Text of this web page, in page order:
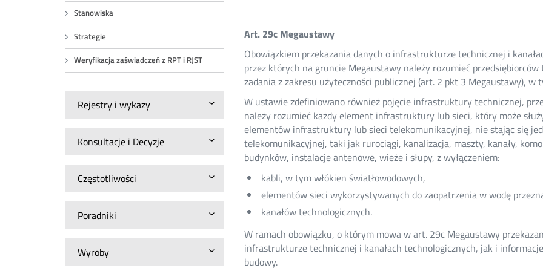
Stanowiska
Strategie
Weryfikacja zaświadczeń z RPT i RJST
Rejestry i wykazy
Konsultacje i Decyzje
Częstotliwości
Poradniki
Wyroby
Art. 29c Megaustawy
Obowiązkiem przekazania danych o infrastrukturze technicznej i
przez których na gruncie Megaustawy należy rozumieć
zadania z zakresu użyteczności publicznej (art. 2 pkt 3 Megaustawy),
W ustawie zdefiniowano również pojęcie infrastruktury technicznej,
należy rozumieć każdy element infrastruktury lub sieci, który może
elementów infrastruktury lub sieci telekomunikacyjnej, nie stając się
telekomunikacyjnej, taki jak rurociągi, kanalizacja, maszty, kanały,
budynków, instalacje antenowe, wieże i słupy, z wyłączeniem:
kabli, w tym włókien światłowodowych,
elementów sieci wykorzystywanych do zaopatrzenia w wodę
kanałów technologicznych.
W ramach obowiązku, o którym mowa w art. 29c Megaustawy
infrastrukturze technicznej i kanałach technologicznych, jak i
budowy.